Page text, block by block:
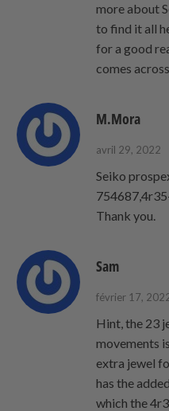
more about
to find it all
for a good
comes
M.Mora
avril 29, 2022
Seiko
Thank you.
Sam
février 17,
Hint, the 23
movements
extra jewel
has the
which the